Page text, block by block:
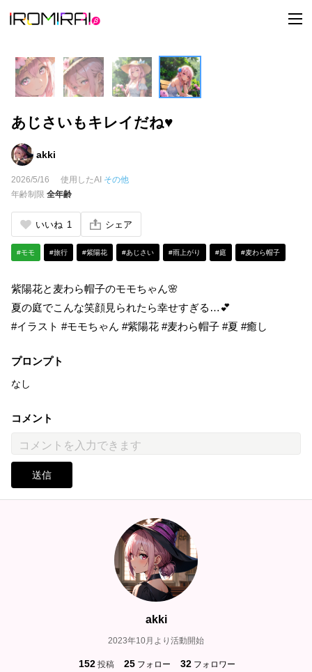
t
o
あじさいもキレイだね♥
akki
2026/5/16 使用したAI その他
年齢制限 全年齢
いいね 1 シェア
#モモ #旅行 #紫陽花 #あじさい #雨上がり #庭 #麦わら帽子
紫陽花と麦わら帽子のモモちゃん🌸
夏の庭でこんな笑顔見られたら幸せすぎる…💕
#イラスト #モモちゃん #紫陽花 #麦わら帽子 #夏 #癒し
プロンプト
なし
コメント
送信
akki
2023年10月より活動開始
152 投稿 25 フォロー 32 フォロワー